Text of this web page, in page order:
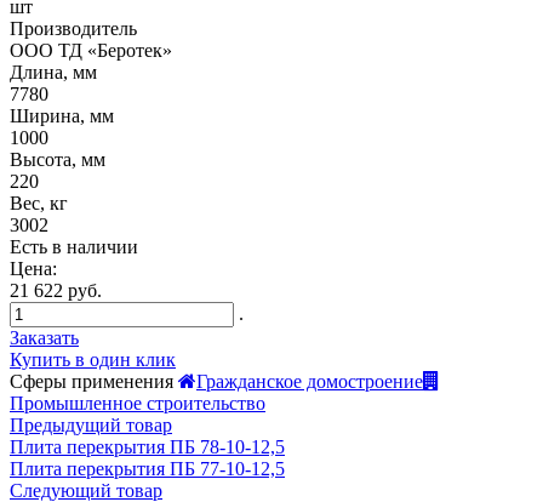
шт
Производитель
ООО ТД «Беротек»
Длина, мм
7780
Ширина, мм
1000
Высота, мм
220
Вес, кг
3002
Есть в наличии
Цена:
21 622 руб.
.
Заказать
Купить в один клик
Сферы применения
Гражданское домостроение
Промышленное строительство
Предыдущий товар
Плита перекрытия ПБ 78-10-12,5
Плита перекрытия ПБ 77-10-12,5
Следующий товар